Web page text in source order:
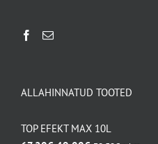
ALLAHINNATUD TOOTED
TOP EFEKT MAX 10L